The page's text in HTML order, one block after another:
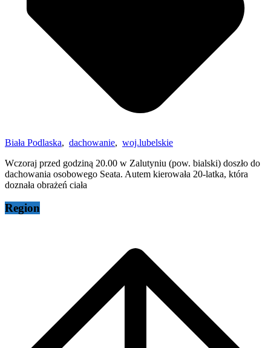
Biała Podlaska, dachowanie, woj.lubelskie
Wczoraj przed godziną 20.00 w Zalutyniu (pow. bialski) doszło do
dachowania osobowego Seata. Autem kierowała 20-latka, która
doznała obrażeń ciała
Region